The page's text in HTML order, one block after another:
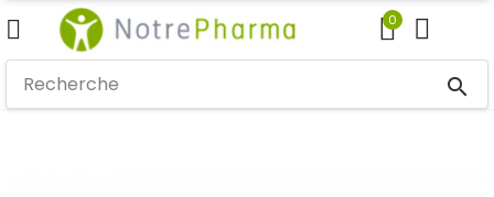
0
search